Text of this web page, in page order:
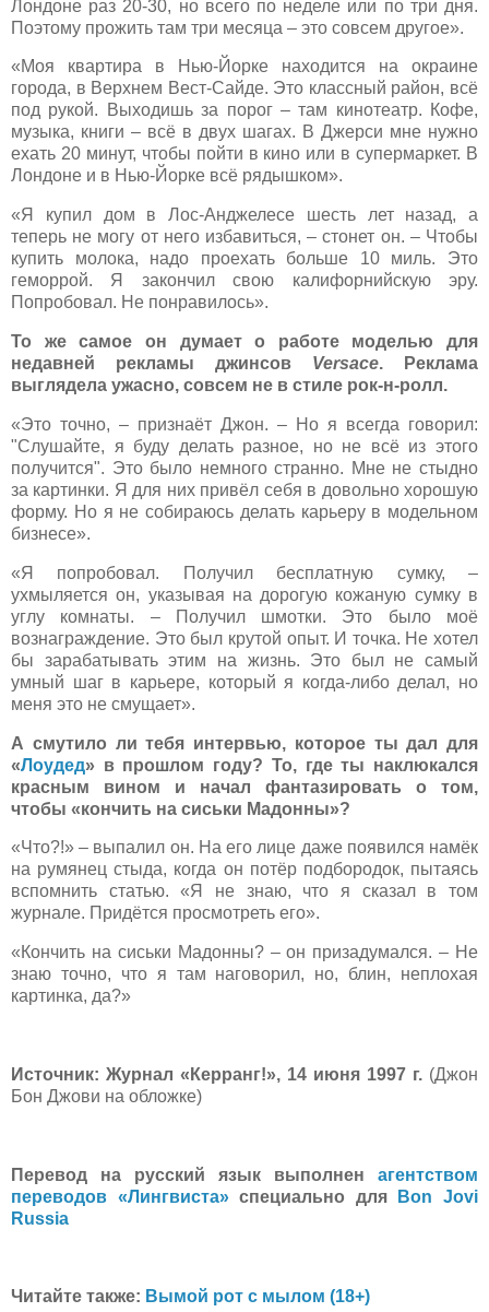
Лондоне раз 20-30, но всего по неделе или по три дня.
Поэтому прожить там три месяца – это совсем другое».
«Моя квартира в Нью-Йорке находится на окраине
города, в Верхнем Вест-Сайде. Это классный район, всё
под рукой. Выходишь за порог – там кинотеатр. Кофе,
музыка, книги – всё в двух шагах. В Джерси мне нужно
ехать 20 минут, чтобы пойти в кино или в супермаркет. В
Лондоне и в Нью-Йорке всё рядышком».
«Я купил дом в Лос-Анджелесе шесть лет назад, а
теперь не могу от него избавиться, – стонет он. – Чтобы
купить молока, надо проехать больше 10 миль. Это
геморрой. Я закончил свою калифорнийскую эру.
Попробовал. Не понравилось».
То же самое он думает о работе моделью для
недавней рекламы джинсов Versace. Реклама
выглядела ужасно, совсем не в стиле рок-н-ролл.
«Это точно, – признаёт Джон. – Но я всегда говорил:
"Слушайте, я буду делать разное, но не всё из этого
получится". Это было немного странно. Мне не стыдно
за картинки. Я для них привёл себя в довольно хорошую
форму. Но я не собираюсь делать карьеру в модельном
бизнесе».
«Я попробовал. Получил бесплатную сумку, –
ухмыляется он, указывая на дорогую кожаную сумку в
углу комнаты. – Получил шмотки. Это было моё
вознаграждение. Это был крутой опыт. И точка. Не хотел
бы зарабатывать этим на жизнь. Это был не самый
умный шаг в карьере, который я когда-либо делал, но
меня это не смущает».
А смутило ли тебя интервью, которое ты дал для
«Лоудед» в прошлом году? То, где ты наклюкался
красным вином и начал фантазировать о том,
чтобы «кончить на сиськи Мадонны»?
«Что?!» – выпалил он. На его лице даже появился намёк
на румянец стыда, когда он потёр подбородок, пытаясь
вспомнить статью. «Я не знаю, что я сказал в том
журнале. Придётся просмотреть его».
«Кончить на сиськи Мадонны? – он призадумался. – Не
знаю точно, что я там наговорил, но, блин, неплохая
картинка, да?»
Источник: Журнал «Керранг!», 14 июня 1997 г. (Джон
Бон Джови на обложке)
Перевод на русский язык выполнен агентством
переводов «Лингвиста»специально для
Bon Jovi
Russia
Читайте также: Вымой рот с мылом (18+)